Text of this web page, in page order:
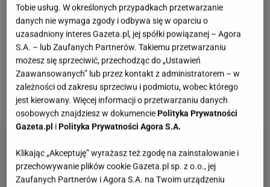
Dla niej czas się zatrzymał.Salma Hayekwe
wrześniu skończy 53 lata, ale dla niej wiek to tylko
liczba. Meksykańska aktorka nie tylko podbija od lat
serca publiczności dzięki swoim rolom, lecz
także dzięki swojej seksownej sylwetce.
Tobie usług. W określonych przypadkach przetwarzanie
danych nie wymaga zgody i odbywa się w oparciu o
uzasadniony interes Gazeta.pl, jej spółki powiązanej – Agora
S.A. – lub Zaufanych Partnerów. Takiemu przetwarzaniu
możesz się sprzeciwić, przechodząc do „Ustawień
Zaawansowanych” lub przez kontakt z administratorem – w
zależności od zakresu sprzeciwu i podmiotu, wobec którego
jest kierowany. Więcej informacji o przetwarzaniu danych
osobowych znajdziesz w dokumencie Polityka Prywatności
Gazeta.pl i Polityka Prywatności Agora S.A.
Klikając „Akceptuję” wyrażasz też zgodę na zainstalowanie i
przechowywanie plików cookie Gazeta.pl sp. z o.o., jej
Zaufanych Partnerów i Agora S.A. na Twoim urządzeniu